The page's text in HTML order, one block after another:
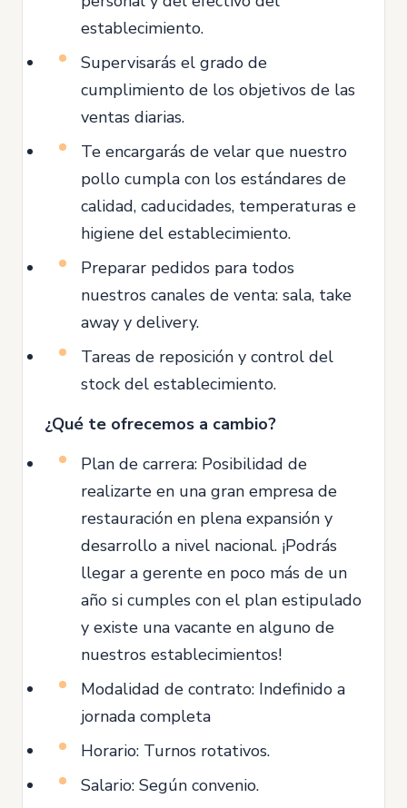
establecimiento.
Supervisarás el grado de
cumplimiento de los objetivos de las
ventas diarias.
Te encargarás de velar que nuestro
pollo cumpla con los estándares de
calidad, caducidades, temperaturas e
higiene del establecimiento.
Preparar pedidos para todos
nuestros canales de venta: sala, take
away y delivery.
Tareas de reposición y control del
stock del establecimiento.
¿Qué te ofrecemos a cambio?
Plan de carrera: Posibilidad de
realizarte en una gran empresa de
restauración en plena expansión y
desarrollo a nivel nacional. ¡Podrás
llegar a gerente en poco más de un
año si cumples con el plan estipulado
y existe una vacante en alguno de
nuestros establecimientos!
Modalidad de contrato: Indefinido a
jornada completa
Horario: Turnos rotativos.
Salario: Según convenio.